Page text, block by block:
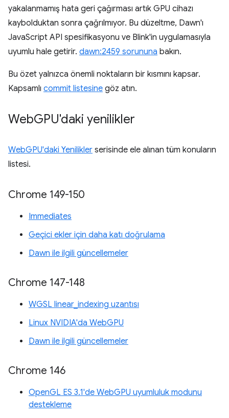
yakalanmamış hata geri çağırması artık GPU cihazı
kaybolduktan sonra çağrılmıyor. Bu düzeltme, Dawn'ı
JavaScript API spesifikasyonu ve Blink'in uygulamasıyla
uyumlu hale getirir. dawn:2459 sorununa bakın.
Bu özet yalnızca önemli noktaların bir kısmını kapsar.
Kapsamlı commit listesine göz atın.
WebGPU'daki yenilikler
WebGPU'daki Yenilikler serisinde ele alınan tüm konuların
listesi.
Chrome 149-150
Immediates
Geçici ekler için daha katı doğrulama
Dawn ile ilgili güncellemeler
Chrome 147-148
WGSL linear_indexing uzantısı
Linux NVIDIA'da WebGPU
Dawn ile ilgili güncellemeler
Chrome 146
OpenGL ES 3.1'de WebGPU uyumluluk modunu
destekleme